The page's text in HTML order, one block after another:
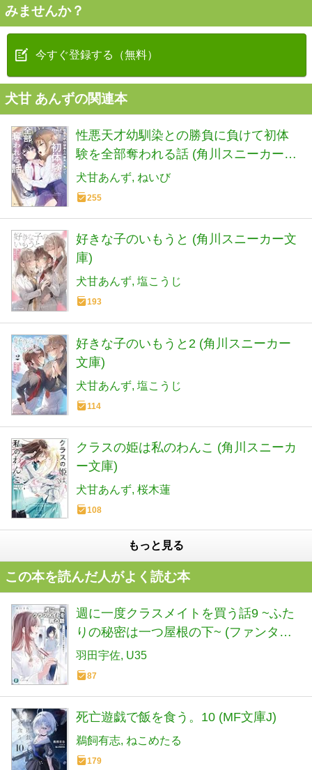
みませんか？
今すぐ登録する（無料）
犬甘 あんずの関連本
性悪天才幼馴染との勝負に負けて初体
験を全部奪われる話 (角川スニーカー文
庫)
犬甘あんず ねいび
255
好きな子のいもうと (角川スニーカー文
庫)
犬甘あんず 塩こうじ
193
好きな子のいもうと2 (角川スニーカー
文庫)
犬甘あんず 塩こうじ
114
クラスの姫は私のわんこ (角川スニーカ
ー文庫)
犬甘あんず 桜木蓮
108
もっと見る
この本を読んだ人がよく読む本
週に一度クラスメイトを買う話9 ~ふた
りの秘密は一つ屋根の下~ (ファンタジ
ア文庫)
羽田宇佐 U35
87
死亡遊戯で飯を食う。10 (MF文庫J)
鵜飼有志 ねこめたる
179